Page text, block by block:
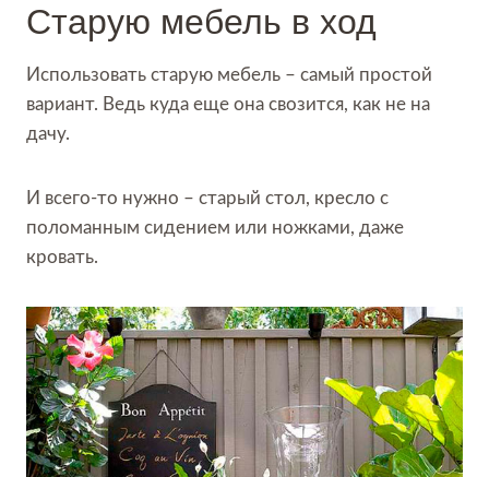
Старую мебель в ход
Использовать старую мебель – самый простой
вариант. Ведь куда еще она свозится, как не на
дачу.
И всего-то нужно – старый стол, кресло с
поломанным сидением или ножками, даже
кровать.